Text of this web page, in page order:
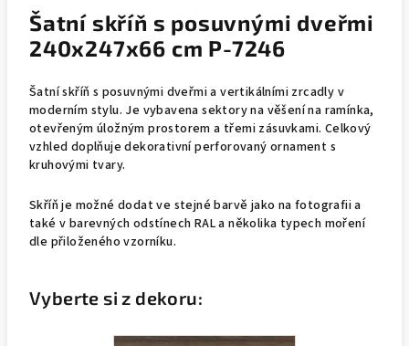
Šatní skříň s posuvnými dveřmi
240x247x66 cm P-7246
Šatní skříň s posuvnými dveřmi a vertikálními zrcadly v
moderním stylu. Je vybavena sektory na věšení na ramínka,
otevřeným úložným prostorem a třemi zásuvkami. Celkový
vzhled doplňuje dekorativní perforovaný ornament s
kruhovými tvary.
Skříň je možné dodat ve stejné barvě jako na fotografii a
také v barevných odstínech RAL a několika typech moření
dle přiloženého vzorníku.
Vyberte si z dekoru: